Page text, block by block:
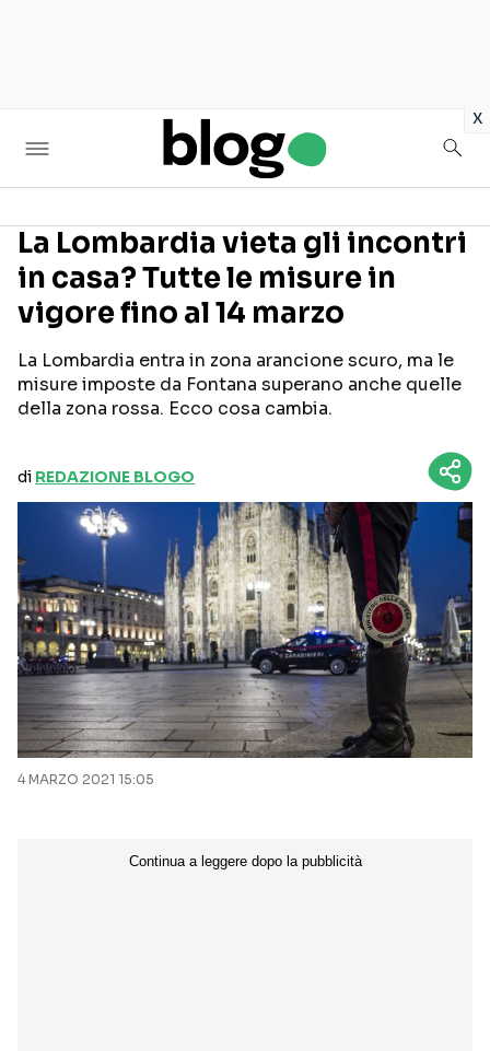
x
Seguici sui social
La Lombardia vieta gli incontri
in casa? Tutte le misure in
vigore fino al 14 marzo
La Lombardia entra in zona arancione scuro, ma le
misure imposte da Fontana superano anche quelle
della zona rossa. Ecco cosa cambia.
di REDAZIONE BLOGO
4 MARZO 2021 15:05